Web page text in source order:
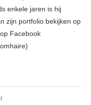
enkele jaren is hij
zijn portfolio bekijken op
Facebook